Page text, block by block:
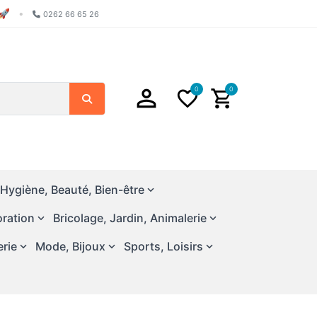
• 0262 66 65 26
Chercher
0 0
Hygiène, Beauté, Bien-être
Bricolage, Jardin, Animalerie
Mode, Bijoux
Sports, Loisirs